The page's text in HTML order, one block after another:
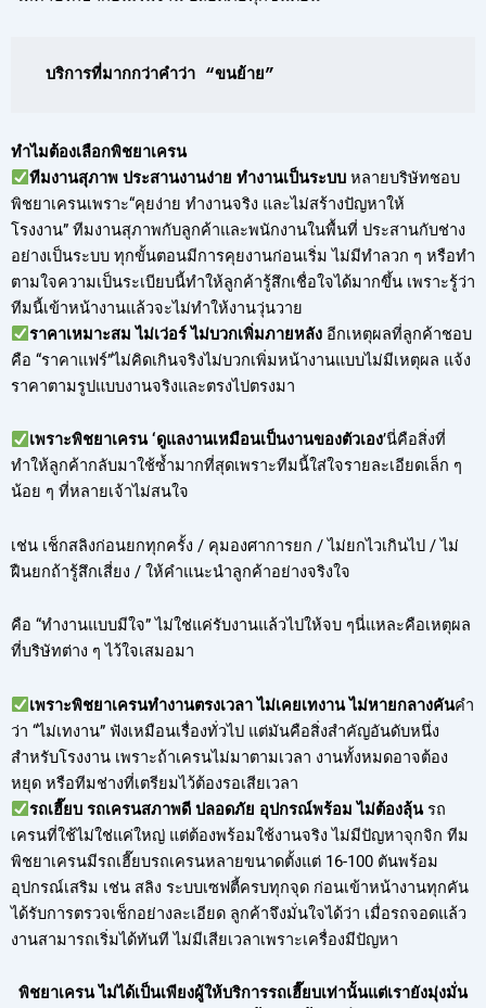
บริการที่มากกว่าคำว่า “ขนย้าย”
ทำไมต้องเลือกพิชยาเครน
ทีมงานสุภาพ ประสานงานง่าย ทำงานเป็นระบบ หลายบริษัทชอบ
พิชยาเครนเพราะ“คุยง่าย ทำงานจริง และไม่สร้างปัญหาให้
โรงงาน” ทีมงานสุภาพกับลูกค้าและพนักงานในพื้นที่ ประสานกับช่าง
อย่างเป็นระบบ ทุกขั้นตอนมีการคุยงานก่อนเริ่ม ไม่มีทำลวก ๆ หรือทำ
ตามใจความเป็นระเบียบนี้ทำให้ลูกค้ารู้สึกเชื่อใจได้มากขึ้น เพราะรู้ว่า
ทีมนี้เข้าหน้างานแล้วจะไม่ทำให้งานวุ่นวาย
ราคาเหมาะสม ไม่เว่อร์ ไม่บวกเพิ่มภายหลังอีกเหตุผลที่ลูกค้าชอบ
คือ “ราคาแฟร์”ไม่คิดเกินจริงไม่บวกเพิ่มหน้างานแบบไม่มีเหตุผล แจ้ง
ราคาตามรูปแบบงานจริงและตรงไปตรงมา
เพราะพิชยาเครน ‘ดูแลงานเหมือนเป็นงานของตัวเอง’นี่คือสิ่งที่
ทำให้ลูกค้ากลับมาใช้ซ้ำมากที่สุดเพราะทีมนี้ใส่ใจรายละเอียดเล็ก ๆ
น้อย ๆ ที่หลายเจ้าไม่สนใจ
เช่น เช็กสลิงก่อนยกทุกครั้ง / คุมองศาการยก / ไม่ยกไวเกินไป / ไม่
ฝืนยกถ้ารู้สึกเสี่ยง / ให้คำแนะนำลูกค้าอย่างจริงใจ
คือ “ทำงานแบบมีใจ” ไม่ใช่แค่รับงานแล้วไปให้จบ ๆนี่แหละคือเหตุผล
ที่บริษัทต่าง ๆ ไว้ใจเสมอมา
เพราะพิชยาเครนทำงานตรงเวลา ไม่เคยเทงาน ไม่หายกลางคันคำ
ว่า “ไม่เทงาน” ฟังเหมือนเรื่องทั่วไป แต่มันคือสิ่งสำคัญอันดับหนึ่ง
สำหรับโรงงาน เพราะถ้าเครนไม่มาตามเวลา งานทั้งหมดอาจต้อง
หยุด หรือทีมช่างที่เตรียมไว้ต้องรอเสียเวลา
รถเฮี๊ยบ รถเครนสภาพดี ปลอดภัย อุปกรณ์พร้อม ไม่ต้องลุ้นรถ
เครนที่ใช้ไม่ใช่แค่ใหญ่ แต่ต้องพร้อมใช้งานจริง ไม่มีปัญหาจุกจิก ทีม
พิชยาเครนมีรถเฮี๊ยบรถเครนหลายขนาดตั้งแต่ 16-100 ตันพร้อม
อุปกรณ์เสริม เช่น สลิง ระบบเซฟตี้ครบทุกจุด ก่อนเข้าหน้างานทุกคัน
ได้รับการตรวจเช็กอย่างละเอียด ลูกค้าจึงมั่นใจได้ว่า เมื่อรถจอดแล้ว
งานสามารถเริ่มได้ทันที ไม่มีเสียเวลาเพราะเครื่องมีปัญหา
พิชยาเครน ไม่ได้เป็นเพียงผู้ให้บริการรถเฮี๊ยบเท่านั้นแต่เรายังมุ่งมั่น